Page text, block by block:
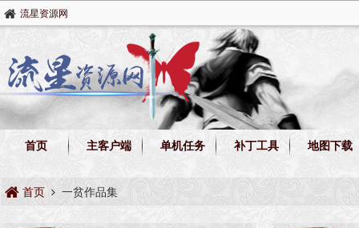
流星资源网
首页 主客户端 单机任务 补丁工具 地图下载
首页 一贫作品集